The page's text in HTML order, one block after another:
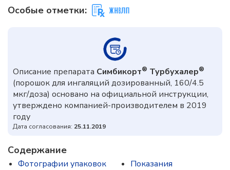
Особые отметки:
Описание препарата Симбикорт® Турбухалер®
(порошок для ингаляций дозированный, 160/4.5
мкг/доза) основано на официальной инструкции,
утверждено компанией-производителем в 2019
году
Дата согласования: 25.11.2019
Содержание
Фотографии упаковок
Показания